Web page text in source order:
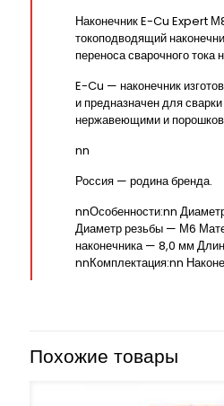
Наконечник E-Cu Expert
токоподводящий
переноса сварочного тока
E-Cu — наконечник
и предназначен для
нержавеющими и
nn
Россия — родина бренда.
nnОсобенности:nn
Диаметр резьбы — М6
наконечника — 8,0 мм
nnКомплектация:nn
Похожие товары